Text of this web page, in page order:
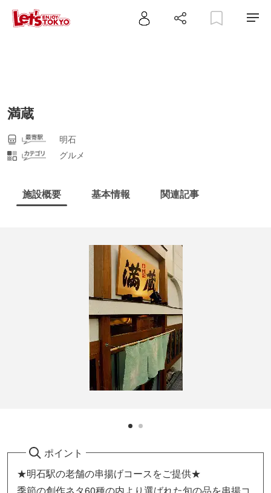
満蔵
明石
グルメ
施設概要 基本情報 関連記事
ポイント
★明石駅の老舗の串揚げコースをご提供★
季節の創作ネタ60種の内より選ばれた旬の品を串揚コ